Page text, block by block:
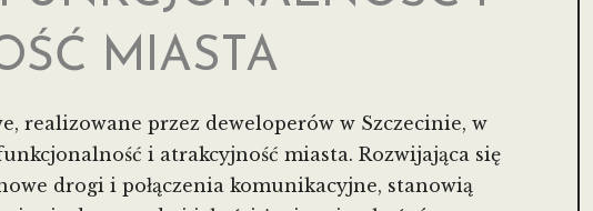
MIASTA
realizowane przez deweloperów w Szczecinie, w
i atrakcyjność miasta. Rozwijająca się
drogi i połączenia komunikacyjne, stanowią